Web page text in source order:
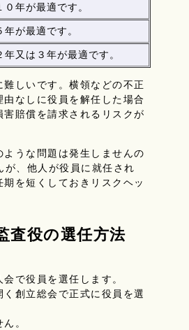
０年が最適です。
年が最適です。
年又は３年が最適です。
しいです。横領などの不正
なしに役員を解任した場合
賠償を請求されるリスクが
うな問題は発生しませんの
が、他人が役員に就任され
を短くしておきリスクヘッ
査役の選任方法
で役員を選任します。
創立総会で正式に役員を選
。